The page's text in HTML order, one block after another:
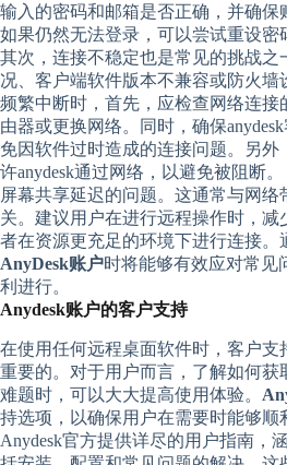
输入的密码和邮箱是否正确，并确保
如果仍然无法登录，可以尝试重设密
其次，连接不稳定也是常见的挑战之
况、客户端软件版本不兼容或防火
频繁中断时，首先，应检查网络连接
由器或更换网络。同时，确保
免因软件过时造成的连接问题。另
许anydesk通过网络，以避免被阻断
屏幕共享延迟的问题。这通常与网
关。建议用户在进行远程操作时，
者在资源更充足的环境下进行连接。
AnyDesk账户时将能够有效应对常见
利进行。
Anydesk账户的客户支持
在使用任何远程桌面软件时，客户支
重要的。对于用户而言，了解如何
难题时，可以大大提高使用体验。
持选项，以确保用户在需要时能够顺
Anydesk官方提供详尽的用户指南，